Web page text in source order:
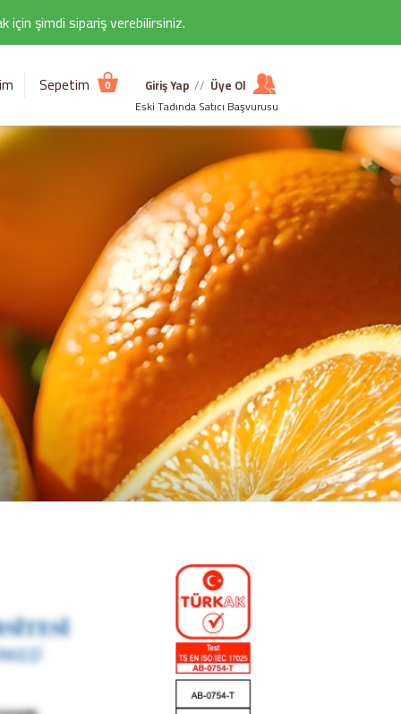
için şimdi sipariş verebilirsiniz.
Sepetim 0 Giriş Yap // Üye Ol
Eski Tadında Satıcı Başvurusu